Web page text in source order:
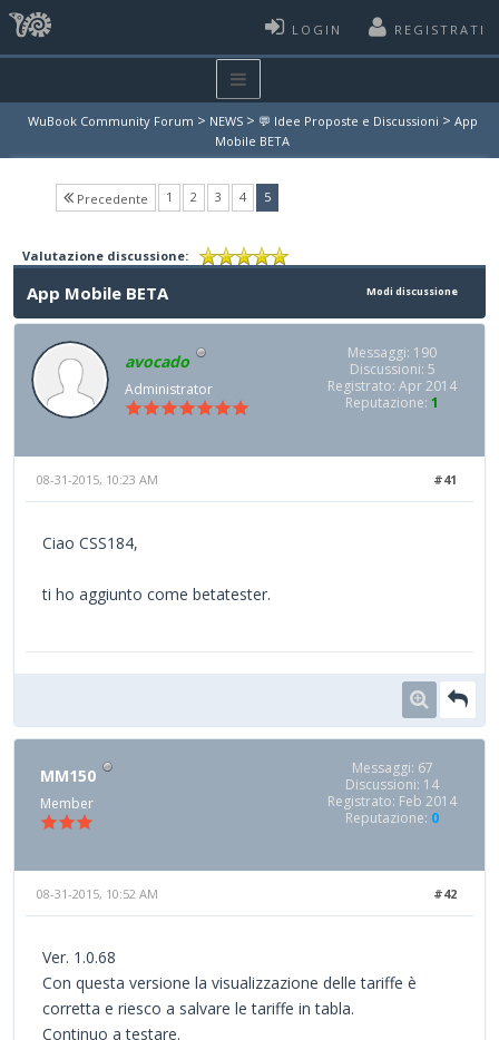
LOGIN REGISTRATI
WuBook Community Forum > NEWS > 💬 Idee Proposte e Discussioni > App
Mobile BETA
Precedente 1 2 3 4 5(current)
Valutazione discussione:
Modi discussione
App Mobile BETA
avocado
Administrator
Messaggi: 190
Discussioni: 5
Registrato: Apr 2014
Reputazione: 1
#41
08-31-2015, 10:23 AM
Ciao CSS184,
ti ho aggiunto come betatester.
MM150
Member
Messaggi: 67
Discussioni: 14
Registrato: Feb 2014
Reputazione: 0
#42
08-31-2015, 10:52 AM
Ver. 1.0.68
Con questa versione la visualizzazione delle tariffe è
corretta e riesco a salvare le tariffe in tabla.
Continuo a testare.